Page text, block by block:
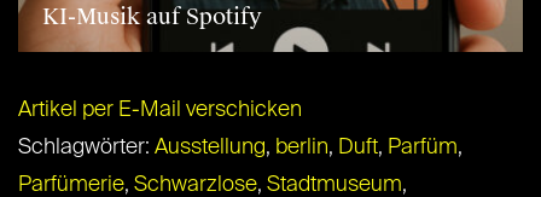
KI-Musik auf Spotify
Artikel per E-Mail verschicken
Schlagwörter: Ausstellung, berlin, Duft, Parfüm,
Parfümerie, Schwarzlose, Stadtmuseum,